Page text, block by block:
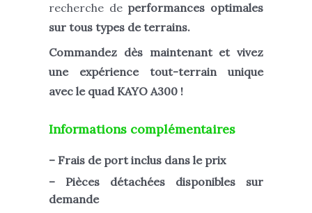
recherche de performances optimales
sur tous types de terrains.
Commandez dès maintenant et vivez
une expérience tout-terrain unique
avec le quad KAYO A300 !
Informations complémentaires
– Frais de port inclus dans le prix
– Pièces détachées disponibles sur
demande